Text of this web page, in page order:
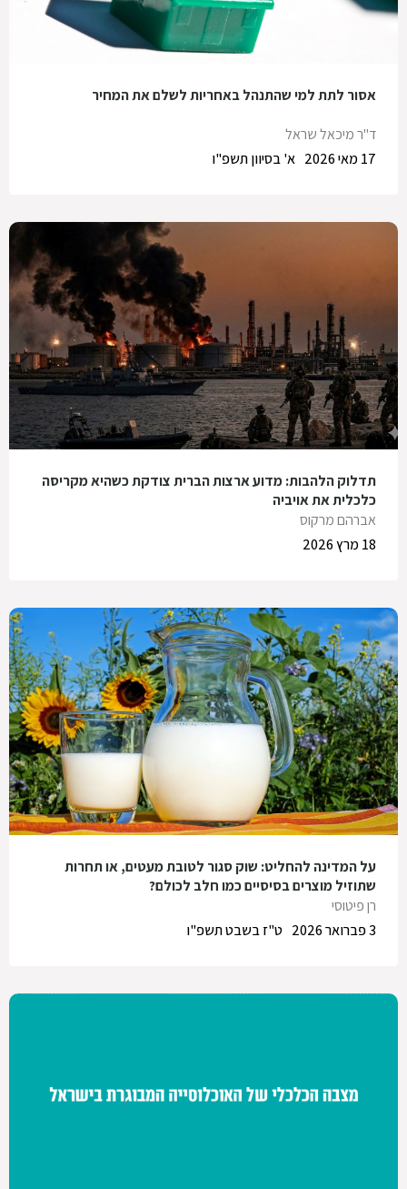
אסור לתת למי שהתנהל באחריות לשלם את המחיר
ד"ר מיכאל שראל
א' בסיוון תשפ"ו
17 מאי 2026
תדלוק הלהבות: מדוע ארצות הברית צודקת כשהיא מקריסה
כלכלית את אויביה
אברהם מרקוס
18 מרץ 2026
על המדינה להחליט: שוק סגור לטובת מעטים, או תחרות
שתוזיל מוצרים בסיסיים כמו חלב לכולם?
רן פיטוסי
ט"ז בשבט תשפ"ו
3 פברואר 2026